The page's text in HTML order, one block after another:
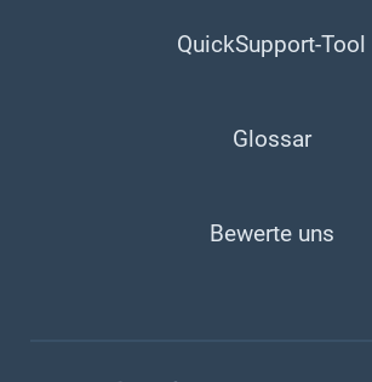
QuickSupport-Tool
Glossar
Bewerte uns